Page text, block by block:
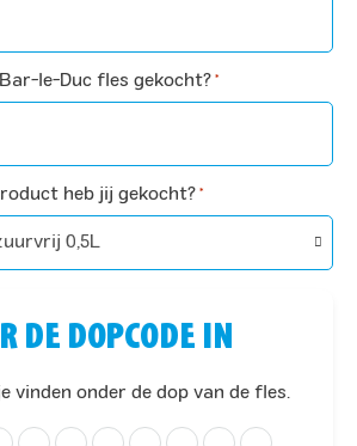
le-Duc fles gekocht? *
heb jij gekocht? *
DE DOPCODE IN
vinden onder de dop van de fles.